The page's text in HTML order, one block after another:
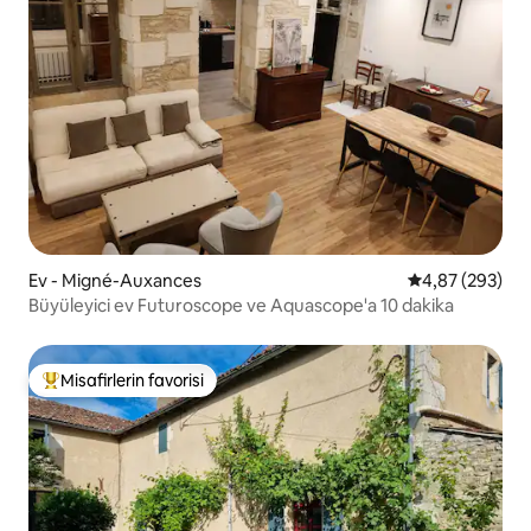
Ev - Migné-Auxances 5 üzerinden
4,87 (293)
Büyüleyici ev Futuroscope ve Aquascope'a 10 dakika
Misafirlerin favorilerinden en beğenilenler arasında
Misafirlerin favorisi